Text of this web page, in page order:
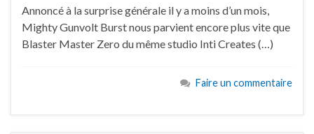
Annoncé à la surprise générale il y a moins d’un mois,
Mighty Gunvolt Burst nous parvient encore plus vite que
Blaster Master Zero du même studio Inti Creates (…)
Faire un commentaire